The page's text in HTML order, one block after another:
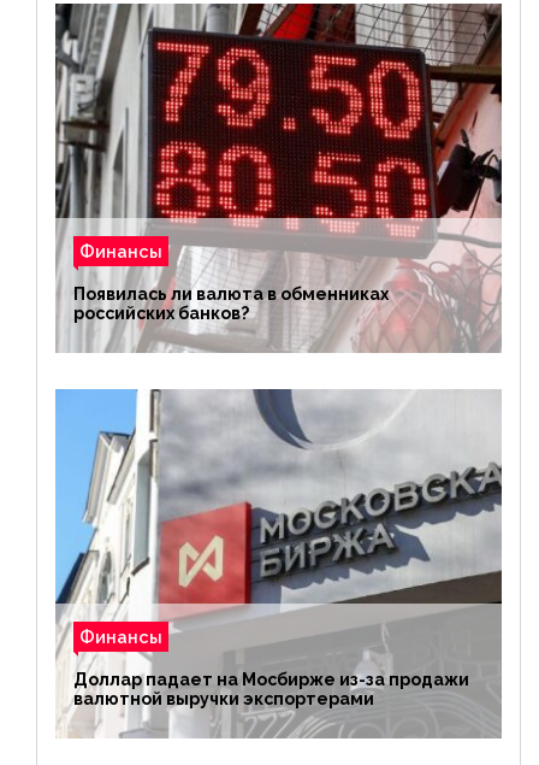
Финансы
Появилась ли валюта в обменниках
российских банков?
Финансы
Доллар падает на Мосбирже из-за продажи
валютной выручки экспортерами